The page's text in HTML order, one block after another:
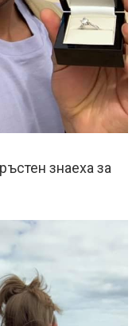
знаеха за